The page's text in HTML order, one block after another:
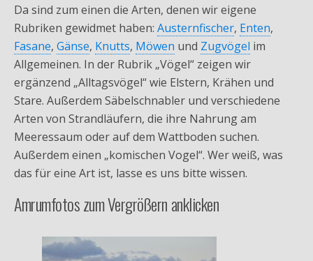
Da sind zum einen die Arten, denen wir eigene
Rubriken gewidmet haben: Austernfischer, Enten,
Fasane, Gänse, Knutts, Möwen und Zugvögel im
Allgemeinen. In der Rubrik „Vögel“ zeigen wir
ergänzend „Alltagsvögel“ wie Elstern, Krähen und
Stare. Außerdem Säbelschnabler und verschiedene
Arten von Strandläufern, die ihre Nahrung am
Meeressaum oder auf dem Wattboden suchen.
Außerdem einen „komischen Vogel“. Wer weiß, was
das für eine Art ist, lasse es uns bitte wissen.
Amrumfotos zum Vergrößern anklicken